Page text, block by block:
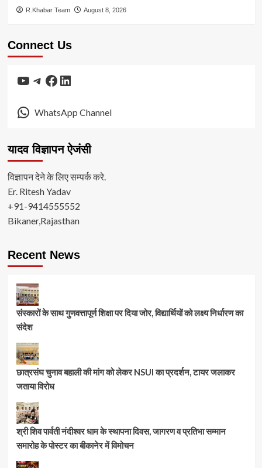
R.Khabar Team August 8, 2026
Connect Us
YouTube
Telegram
Facebook
LinkedIn
WhatsApp Channel
यादव विज्ञापन ऐजंसी
विज्ञापन देने के लिए सम्पर्क करे.
Er. Ritesh Yadav
+91-9414555552
Bikaner,Rajasthan
Recent News
संस्कारों के साथ गुणवत्तापूर्ण शिक्षा पर दिया जोर, विद्यार्थियों को लक्ष्य निर्धारण का
संदेश
छात्रसंघ चुनाव बहाली की मांग को लेकर NSUI का प्रदर्शन, टायर जलाकर
जताया विरोध
श्री शिव पार्वती नंदीश्वर धाम के स्थापना दिवस, जागरण व प्रतिभा सम्मान
समारोह के पोस्टर का बीकानेर में विमोचन